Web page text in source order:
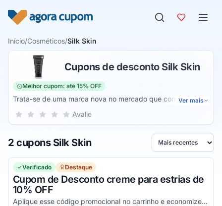
Início/Cosméticos/Silk Skin
Cupons de desconto Silk Skin
Melhor cupom: até 15% OFF
Trata-se de uma marca nova no mercado que comercializa
o Silk Skin Essential Skin Care (creme) e o Silk Skin
diminuição do aspecto da pele afetada, assim como
aumenta a elasticidade. As cápsulas com colágeno
complementam o tratamento.
Ver mais
Sua nota para Silk Skin, de 1 a 5 estrelas
5 estrelas
4 estrelas
3 estrelas
2 estrelas
1 estrela Avalie
2 cupons Silk Skin Ordenar por
Verificado Destaque
Cupom de Desconto creme para estrias de
10% OFF
Aplique esse código promocional no carrinho e economize agora!